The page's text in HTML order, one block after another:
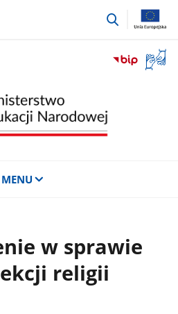
przejdź
okno
MENU
w sprawie
religii